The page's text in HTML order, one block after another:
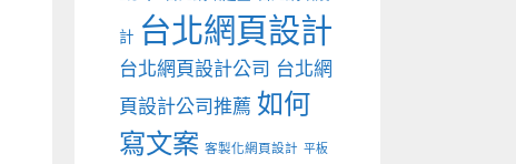
計 台北網頁設計
台北網頁設計公司 台北網
頁設計公司推薦 如何
寫文案 客製化網頁設計 平板